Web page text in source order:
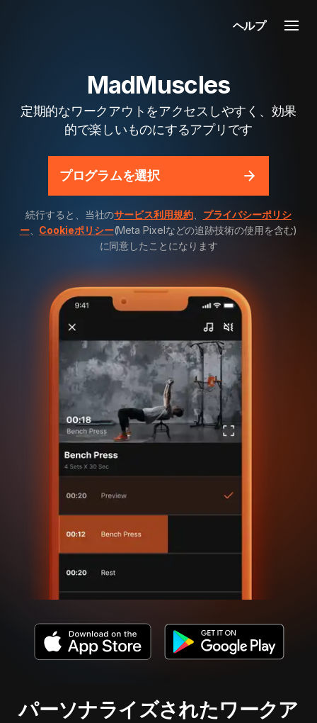
ヘルプ
MadMuscles
定期的なワークアウトをアクセスしやすく、効果
的で楽しいものにするアプリです
プログラムを選択
続行すると、当社のサービス利用規約、 プライバシーポリシ
ー、 Cookieポリシー(Meta Pixelなどの追跡技術の使用を含む)
に同意したことになります
パーソナライズされたワークア